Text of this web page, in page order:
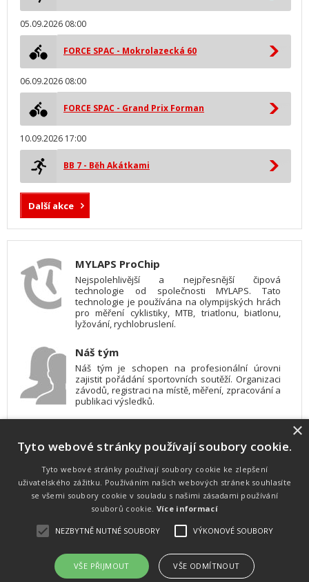
05.09.2026 08:00
FORCE SPAC - Mokrolazecká 60
06.09.2026 08:00
FORCE SPAC - Grand Prix Forman
10.09.2026 17:00
BB 7 - Běh Akátkami
Další akce
MYLAPS ProChip
Nejspolehlivější a nejpřesnější čipová
technologie od společnosti MYLAPS. Tato
technologie je používána na olympijských hrách
pro měření cyklistiky, MTB, triatlonu, biatlonu,
lyžování, rychlobruslení.
Náš tým
Náš tým je schopen na profesionální úrovni
zajistit pořádání sportovních soutěží. Organizaci
závodů, registraci na místě, měření, zpracování a
publikaci výsledků.
Pro měření, zpracování a publikaci výsledků
používáme software vyvinutý na zakázku. Lze
online publikovat výsledky komentátorovi na
obrazovky a s nepatrným zpožděním na
webových stránkách.
souhlasu zakázáno.
Zabýváme se časomírou, výsledkovým servisem na různých malých i velkých sportovních
×
Tyto webové stránky používají soubory cookie.
Tyto webové stránky používají soubory cookie ke zlepšení
uživatelského zážitku. Používáním našich webových stránek souhlasíte
se všemi soubory cookie v souladu s našimi zásadami používání
souborů cookie. Více informací
NEZBYTNĚ NUTNÉ SOUBORY VÝKONOVÉ SOUBORY
VŠE PŘIJMOUT VŠE ODMÍTNOUT